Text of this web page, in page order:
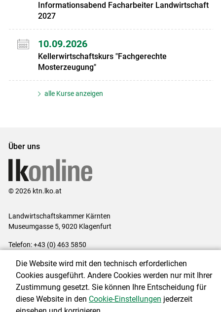
Informationsabend Facharbeiter Landwirtschaft
2027
10.09.2026
Kellerwirtschaftskurs "Fachgerechte
Mosterzeugung"
alle Kurse anzeigen
Über uns
© 2026 ktn.lko.at
Landwirtschaftskammer Kärnten
Museumgasse 5, 9020 Klagenfurt
Telefon: +43 (0) 463 5850
Impressum|Kontakt|Datenschutzerklärung|Barrierefreiheit|
Cookie-Einstellungen
Die Website wird mit den technisch erforderlichen
Cookies ausgeführt. Andere Cookies werden nur mit Ihrer
Zustimmung gesetzt. Sie können Ihre Entscheidung für
diese Website in den Cookie-Einstellungen jederzeit